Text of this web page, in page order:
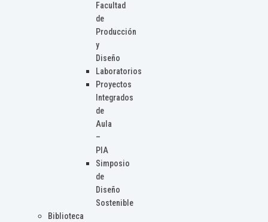
Facultad
de
Producción
y
Diseño
Laboratorios
Proyectos
Integrados
de
Aula
–
PIA
Simposio
de
Diseño
Sostenible
Biblioteca